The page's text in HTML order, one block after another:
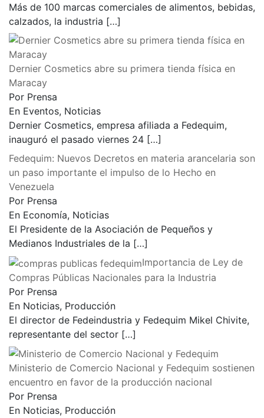
Más de 100 marcas comerciales de alimentos, bebidas,
calzados, la industria […]
Dernier Cosmetics abre su primera tienda física en
Maracay
Por Prensa
En Eventos, Noticias
Dernier Cosmetics, empresa afiliada a Fedequim,
inauguró el pasado viernes 24 […]
Fedequim: Nuevos Decretos en materia arancelaria son
un paso importante el impulso de lo Hecho en
Venezuela
Por Prensa
En Economía, Noticias
El Presidente de la Asociación de Pequeños y
Medianos Industriales de la […]
Importancia de Ley de
Compras Públicas Nacionales para la Industria
Por Prensa
En Noticias, Producción
El director de Fedeindustria y Fedequim Mikel Chivite,
representante del sector […]
Ministerio de Comercio Nacional y Fedequim sostienen
encuentro en favor de la producción nacional
Por Prensa
En Noticias, Producción